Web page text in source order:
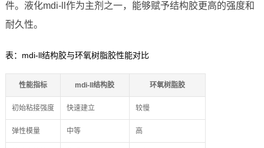
件。液化mdi-ll作为主剂之一，能够赋予结构胶更高的强度和
耐久性。
表：mdi-ll结构胶与环氧树脂胶性能对比
性能指标 mdi-ll结构胶 环氧树脂胶
初始粘接强度 快速建立 较慢
弹性模量 中等 高